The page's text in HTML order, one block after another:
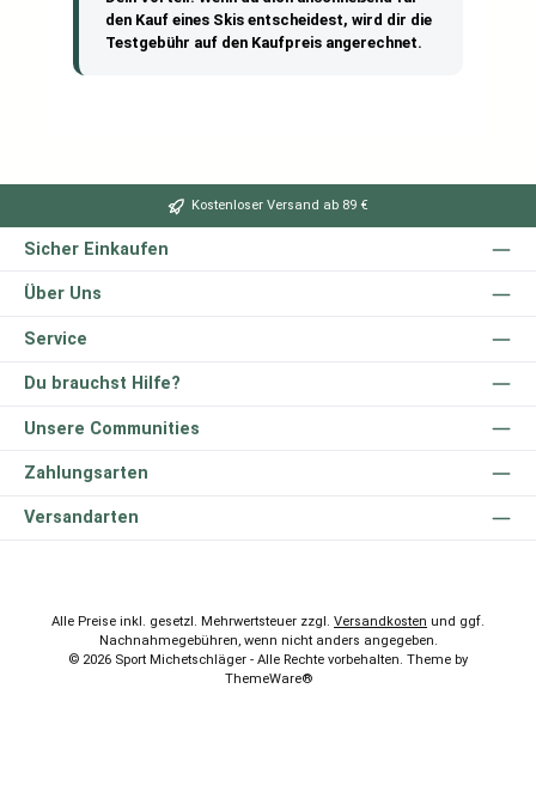
den Kauf eines Skis entscheidest, wird dir die
Testgebühr auf den Kaufpreis angerechnet.
Kostenloser Versand ab 89 €
Sicher Einkaufen
Über Uns
Service
Du brauchst Hilfe?
Unsere Communities
Zahlungsarten
Versandarten
Alle Preise inkl. gesetzl. Mehrwertsteuer zzgl. Versandkosten und ggf.
Nachnahmegebühren, wenn nicht anders angegeben.
© 2026 Sport Michetschläger - Alle Rechte vorbehalten. Theme by
ThemeWare®